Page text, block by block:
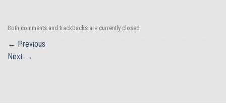
Both comments and trackbacks are currently closed.
← Previous
Next →